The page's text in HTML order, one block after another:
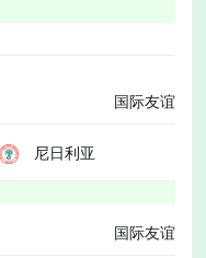
国际友谊
尼日利亚
国际友谊